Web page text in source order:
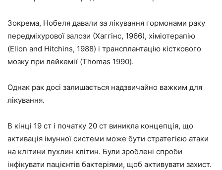
Зокрема, Нобеля давали за лікування гормонами раку
передміхурової залози (Хаггінс, 1966), хіміотерапію
(Elion and Hitchins, 1988) і трансплантацію кісткового
мозку при лейкемії (Thomas 1990).
Однак рак досі залишається надзвичайно важким для
лікування.
В кінці 19 ст і початку 20 ст виникла концепція, що
активація імунної системи може бути стратегією атаки
на клітини пухлин клітин. Були зроблені спроби
інфікувати пацієнтів бактеріями, щоб активувати захист.